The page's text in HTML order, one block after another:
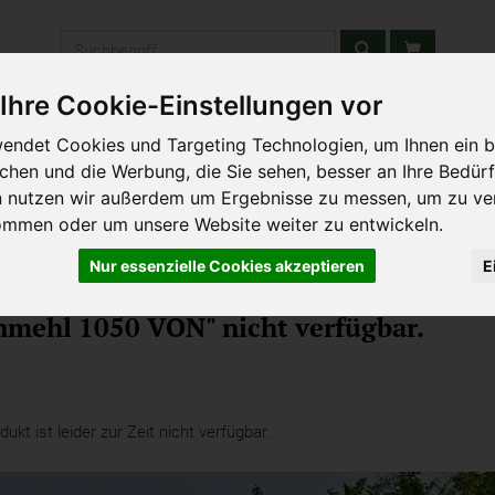
Cookie-Einstellungen vor
Cookies und Targeting Technologien, um Ihnen ein
und die Werbung, die Sie sehen, besser an Ihre
nutzen wir außerdem um Ergebnisse zu messen, um zu
oder um unsere Website weiter zu entwickeln.
Nur essenzielle Cookies akzeptieren
& Schulen Liefergebiet Wochenmarkt Unsere
Backzutaten
1050 VON" nicht verfügbar.
ist leider zur Zeit nicht verfügbar.